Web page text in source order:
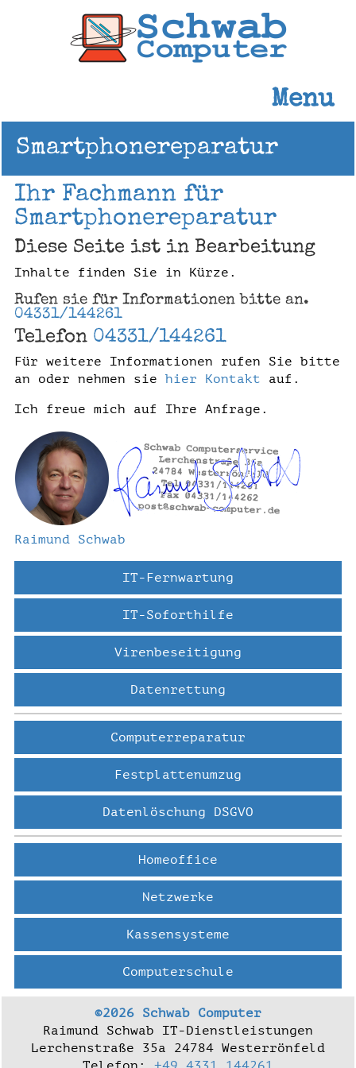
Menu
Smartphonereparatur
Ihr Fachmann für
Smartphonereparatur
Diese Seite ist in Bearbeitung
Inhalte finden Sie in Kürze.
Rufen sie für Informationen bitte an.
04331/144261
Telefon 04331/144261
Für weitere Informationen rufen Sie bitte
an oder nehmen sie hier Kontakt auf.
Ich freue mich auf Ihre Anfrage.
Raimund Schwab
IT-Fernwartung
IT-Soforthilfe
Virenbeseitigung
Datenrettung
Computerreparatur
Festplattenumzug
Datenlöschung DSGVO
Homeoffice
Netzwerke
Kassensysteme
Computerschule
©2026 Schwab Computer
Raimund Schwab IT-Dienstleistungen
Lerchenstraße 35a 24784 Westerrönfeld